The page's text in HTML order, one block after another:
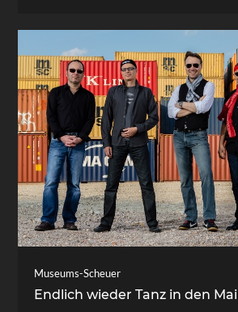
Museums-Scheuer
Endlich wieder Tanz in den Mai